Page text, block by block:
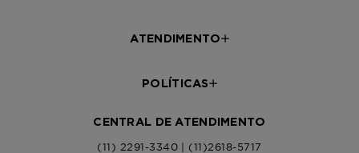
ATENDIMENTO
POLÍTICAS
CENTRAL DE ATENDIMENTO
(11) 2291-3340 | (11)2618-5717